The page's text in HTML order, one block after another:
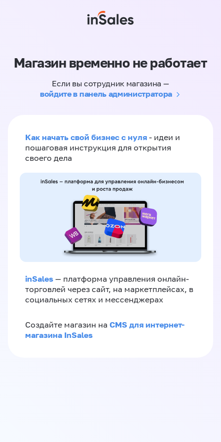
Магазин временно не работает
Если вы сотрудник магазина —
войдите в панель администратора
Как начать свой бизнес с нуля - идеи и
пошаговая инструкция для открытия
своего дела
inSales — платформа управления онлайн-
торговлей через сайт, на маркетплейсах, в
социальных сетях и мессенджерах
Создайте магазин на CMS для интернет-
магазина InSales